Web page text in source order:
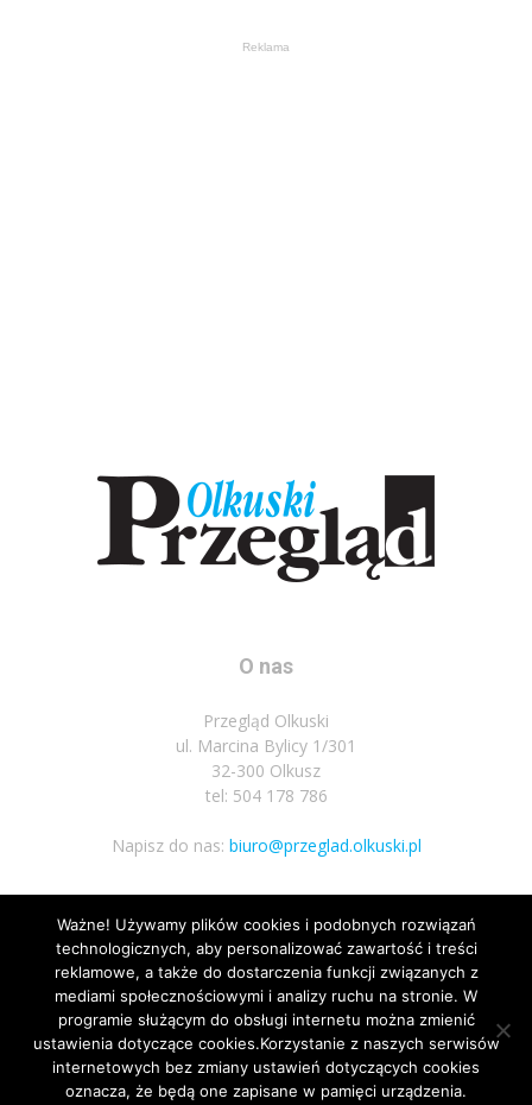
Reklama
O nas
Przegląd Olkuski
ul. Marcina Bylicy 1/301
32-300 Olkusz
tel: 504 178 786
Napisz do nas: biuro@przeglad.olkuski.pl
Podążaj za nami
Nota prawna Polityka prywatnosci Kariera Regulamin
Ważne! Używamy plików cookies i podobnych rozwiązań
technologicznych, aby personalizować zawartość i treści
reklamowe, a także do dostarczenia funkcji związanych z
mediami społecznościowymi i analizy ruchu na stronie. W
programie służącym do obsługi internetu można zmienić
ustawienia dotyczące cookies.Korzystanie z naszych serwisów
internetowych bez zmiany ustawień dotyczących cookies
oznacza, że będą one zapisane w pamięci urządzenia.